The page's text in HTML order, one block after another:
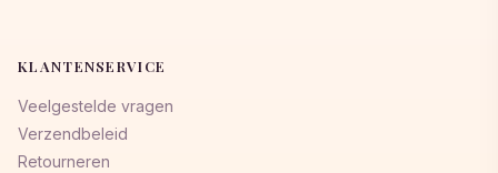
KLANTENSERVICE
Veelgestelde vragen
Verzendbeleid
Retourneren